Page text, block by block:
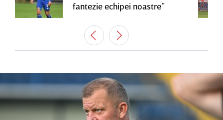
fantezie echipei noastre”